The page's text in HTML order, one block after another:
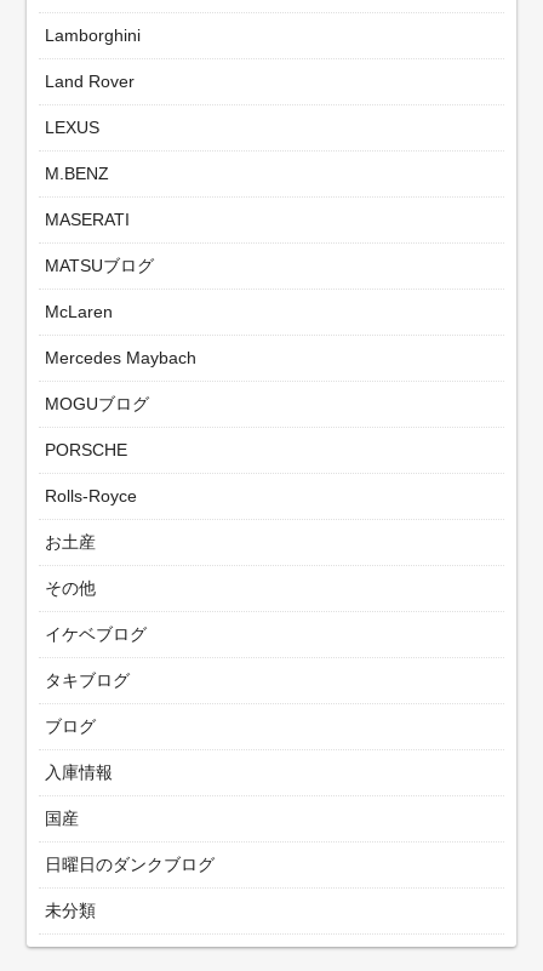
Lamborghini
Land Rover
LEXUS
M.BENZ
MASERATI
MATSUブログ
McLaren
Mercedes Maybach
MOGUブログ
PORSCHE
Rolls-Royce
お土産
その他
イケベブログ
タキブログ
ブログ
入庫情報
国産
日曜日のダンクブログ
未分類